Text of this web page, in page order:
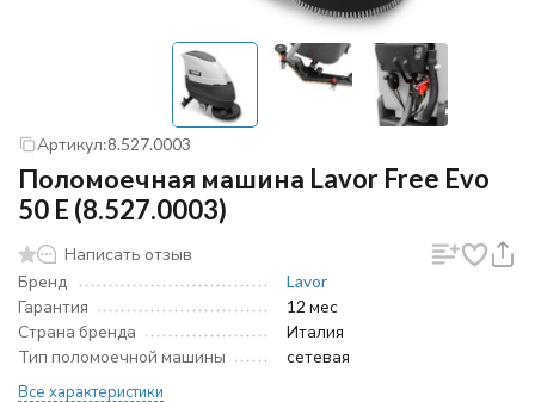
Артикул:8.527.0003
Поломоечная машина Lavor Free Evo
50 E (8.527.0003)
Написать отзыв
Бренд
Lavor
Гарантия
12 мес
Страна бренда
Италия
Тип поломоечной машины
сетевая
Все характеристики